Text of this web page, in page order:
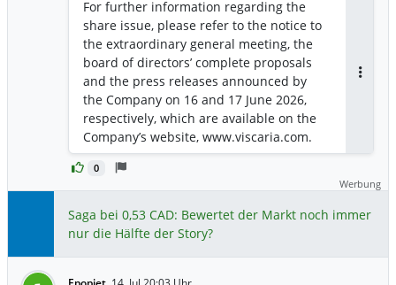
erschließen.“
issue amounted to SEK 16.60 and was
determined through a so called
accelerated bookbuilding procedure
which was announced by the Company
on 16 June 2026. As the subscription
price has been determined through an
accelerated bookbuilding procedure, the
board of directors considers that the
subscription price has been established
on market terms, in such a way that it
reflects prevailing market conditions and
investor demand.
0
For further information regarding the
share issue, please refer to the notice to
the extraordinary general meeting, the
board of directors’ complete proposals
and the press releases announced by
the Company on 16 and 17 June 2026,
respectively, which are available on the
Company’s website, www.viscaria.com.
Werbung
Saga bei 0,53 CAD: Bewertet der Markt noch immer
nur die Hälfte der Story?